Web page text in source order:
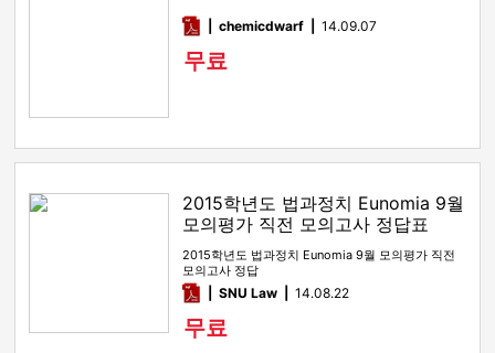
pdfchemicdwarf 14.09.07
무료
2015학년도 법과정치 Eunomia 9월
모의평가 직전 모의고사 정답표
2015학년도 법과정치 Eunomia 9월 모의평가 직전
모의고사 정답
pdfSNU Law 14.08.22
무료